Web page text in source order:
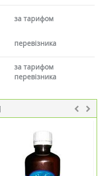
за тарифом
перевізника
за тарифом
перевізника